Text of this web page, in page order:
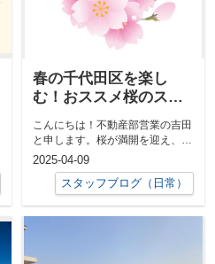
春の千代田区を楽し
む！おススメ桜のスポ
ット＆神田祭
こんにちは！不動産部営業の吉田
と申します。桜が満開を迎え、春
の訪れを感じる季節となり、千代
田区も一層...
2025-04-09
スタッフブログ（日常）